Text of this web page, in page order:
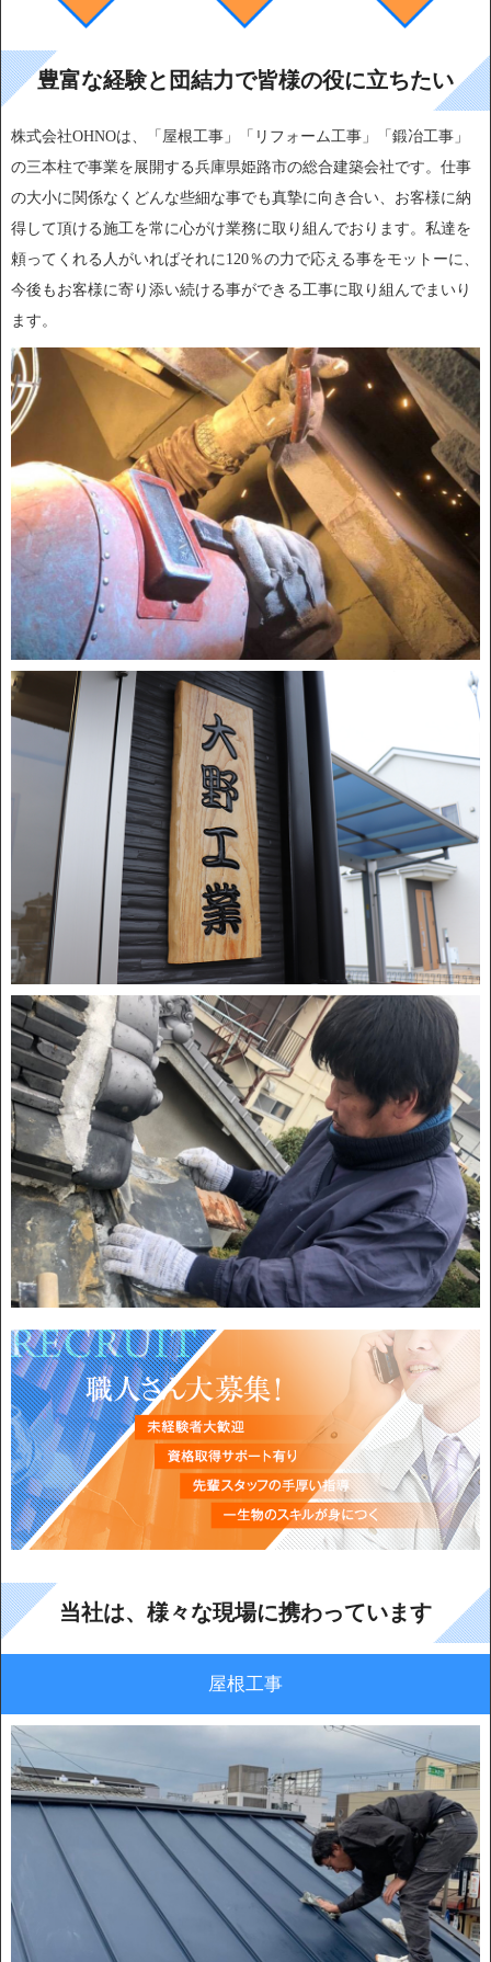
豊富な経験と団結力で皆様の役に立ちたい
株式会社OHNOは、「屋根工事」「リフォーム工事」「鍛冶工事」
の三本柱で事業を展開する兵庫県姫路市の総合建築会社です。仕事
の大小に関係なくどんな些細な事でも真摯に向き合い、お客様に納
得して頂ける施工を常に心がけ業務に取り組んでおります。私達を
頼ってくれる人がいればそれに120％の力で応える事をモットーに、
今後もお客様に寄り添い続ける事ができる工事に取り組んでまいり
ます。
当社は、様々な現場に携わっています
屋根工事